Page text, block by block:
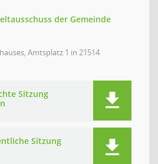
der Gemeinde
Amtsplatz 1 in 21514
Sitzung
Sitzung